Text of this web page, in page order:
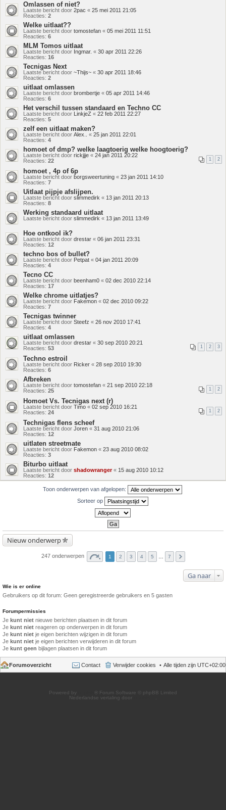
Omlassen of niet?
Laatste bericht door 2pac « 25 mei 2011 21:05
Reacties: 2
Welke uitlaat??
Laatste bericht door tomostefan « 05 mei 2011 11:51
Reacties: 6
MLM Tomos uitlaat
Laatste bericht door Ingmar. « 30 apr 2011 22:26
Reacties: 16
Tecnigas Next
Laatste bericht door ~Thijs~ « 30 apr 2011 18:46
Reacties: 2
uitlaat omlassen
Laatste bericht door brombertje « 05 apr 2011 14:46
Reacties: 6
Het verschil tussen standaard en Techno CC
Laatste bericht door LinkjeZ « 22 feb 2011 22:27
Reacties: 5
zelf een uitlaat maken?
Laatste bericht door Alex.. « 25 jan 2011 22:01
Reacties: 4
homoet of dmp? welke laagtoerig welke hoogtoerig?
Laatste bericht door rickjjje « 24 jan 2011 20:22
Reacties: 22 1 2
homoet , 4p of 6p
Laatste bericht door borgsweertuning « 23 jan 2011 14:10
Reacties: 7
Uitlaat pijpje afslijpen.
Laatste bericht door slimmedirk « 13 jan 2011 20:13
Reacties: 8
Werking standaard uitlaat
Laatste bericht door slimmedirk « 13 jan 2011 13:49
Hoe ontkool ik?
Laatste bericht door drestar « 06 jan 2011 23:31
Reacties: 12
techno bos of bullet?
Laatste bericht door Petpat « 04 jan 2011 20:09
Reacties: 4
Tecno CC
Laatste bericht door beenham0 « 02 dec 2010 22:14
Reacties: 17
Welke chrome uitlatjes?
Laatste bericht door Fakemon « 02 dec 2010 09:22
Reacties: 7
Tecnigas twinner
Laatste bericht door Steefz « 26 nov 2010 17:41
Reacties: 4
uitlaat omlassen
Laatste bericht door drestar « 30 sep 2010 20:21
Reacties: 53 1 2 3
Techno estroil
Laatste bericht door Ricker « 28 sep 2010 19:30
Reacties: 6
Afbreken
Laatste bericht door tomostefan « 21 sep 2010 22:18
Reacties: 25 1 2
Homoet Vs. Tecnigas next (r)
Laatste bericht door Timo « 02 sep 2010 16:21
Reacties: 24 1 2
Technigas flens scheef
Laatste bericht door Joren « 31 aug 2010 21:06
Reacties: 12
uitlaten streetmate
Laatste bericht door Fakemon « 23 aug 2010 08:02
Reacties: 3
Biturbo uitlaat
Laatste bericht door shadowranger« 15 aug 2010 10:12
Reacties: 12
Toon onderwerpen van afgelopen:
Sorteer op
Nieuw onderwerp
247 onderwerpen 1 2 3 4 5 7
Ga naar
Wie is er online
Gebruikers op dit forum: Geen geregistreerde gebruikers en 5 gasten
Forumpermissies
Je kunt niet nieuwe berichten plaatsen in dit forum
Je kunt niet reageren op onderwerpen in dit forum
Je kunt niet je eigen berichten wijzigen in dit forum
Je kunt niet je eigen berichten verwijderen in dit forum
Je kunt geen bijlagen plaatsen in dit forum
Forumoverzicht Alle tijden zijn UTC+02:00
Verwijder cookies
Contact
Powered by
® Forum Software © phpBB Limited
Nederlandse vertaling door